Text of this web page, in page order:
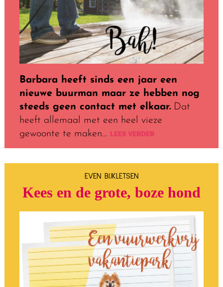
Barbara heeft sinds een jaar een
nieuwe buurman maar ze hebben nog
steeds geen contact met elkaar.Dat
heeft allemaal met een heel vieze
gewoonte te maken… LEES VERDER
EVEN BIJKLETSEN
Kees en de grote, boze hond